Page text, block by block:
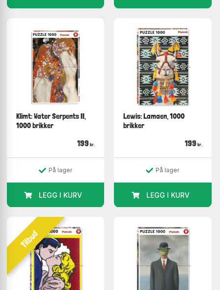
Klimt: Water Serpents II,
1000 brikker
199 kr.
På lager
LEGG I KURV
Lewis: Lamaen, 1000
brikker
199 kr.
På lager
LEGG I KURV
Tilbud